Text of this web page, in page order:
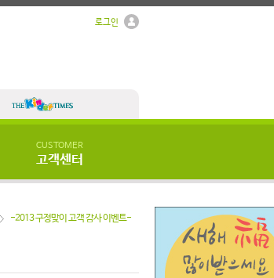
로그인
CUSTOMER
고객센터
-2013 구정맞이 고객 감사 이벤트-